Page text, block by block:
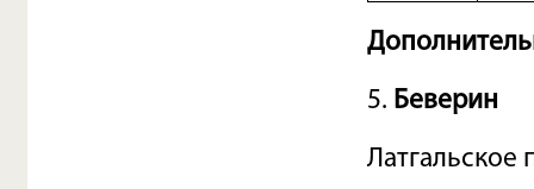
5. Беверин
Латгальское